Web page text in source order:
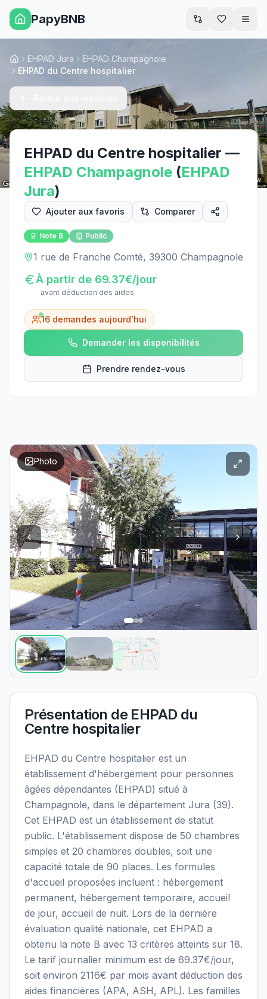
PapyBNB
Street View
AccueilEHPAD Jura
EHPAD Champagnole
EHPAD du Centre hospitalier
EHPAD du Centre hospitalier —
EHPAD Champagnole (EHPAD
Jura)
Ajouter aux favoris Comparer
Note B Public
1 rue de Franche Comté, 39300 Champagnole
À partir de 69.37€/jour
avant déduction des aides
16 demandes aujourd'hui
Demander les disponibilités
Prendre rendez-vous
Photo
Présentation de EHPAD du
Centre hospitalier
EHPAD du Centre hospitalier est un
établissement d'hébergement pour personnes
âgées dépendantes (EHPAD) situé à
Champagnole, dans le département Jura (39).
Cet EHPAD est un établissement de statut
public. L'établissement dispose de 50 chambres
simples et 20 chambres doubles, soit une
capacité totale de 90 places. Les formules
d'accueil proposées incluent : hébergement
permanent, hébergement temporaire, accueil
de jour, accueil de nuit. Lors de la dernière
évaluation qualité nationale, cet EHPAD a
obtenu la note B avec 13 critères atteints sur 18.
Le tarif journalier minimum est de 69.37€/jour,
soit environ 2116€ par mois avant déduction des
aides financières (APA, ASH, APL). Les familles